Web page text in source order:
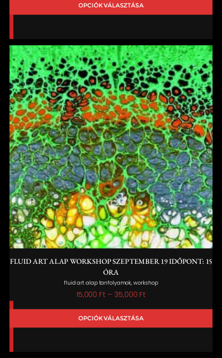
OPCIÓK VÁLASZTÁSA
FLUID ART ALAP WORKSHOP SZEPTEMBER 19 IDŐPONT: 15
ÓRA
fluid art alap tanfolyamok,workshop
15,000 Ft – 35,000 FtÁrtartomány:
15,000 Ft
OPCIÓK VÁLASZTÁSA